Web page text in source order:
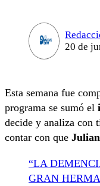
20 de
Esta semana fue
programa se sumó el
decide y analiza con
contar con que
“LA
GRAN